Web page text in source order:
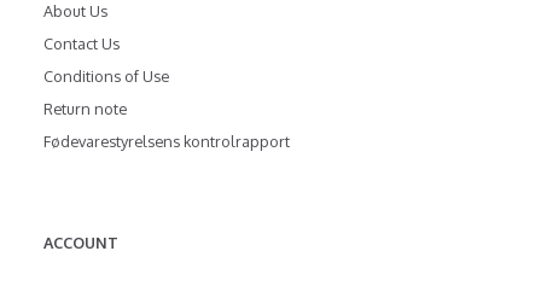
About Us
Contact Us
Conditions of Use
Return note
Fødevarestyrelsens kontrolrapport
ACCOUNT